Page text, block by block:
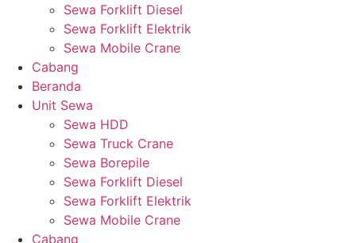
Sewa Forklift Diesel
Sewa Forklift Elektrik
Sewa Mobile Crane
Cabang
Beranda
Unit Sewa
Sewa HDD
Sewa Truck Crane
Sewa Borepile
Sewa Forklift Diesel
Sewa Forklift Elektrik
Sewa Mobile Crane
Cabang